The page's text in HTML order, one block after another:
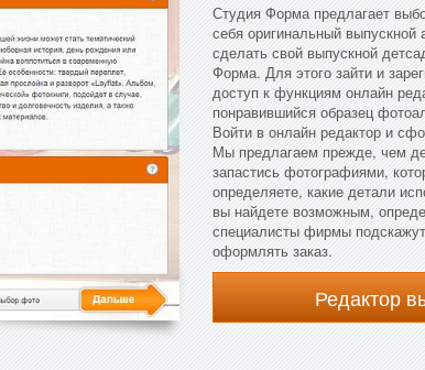
Студия Форма предлагает
себя оригинальный
сделать свой выпускной
Форма. Для этого зайти и
доступ к функциям онлайн
понравившийся образец
Войти в онлайн редактор и
Мы предлагаем прежде, чем
запастись фотографиями,
определяете, какие детали
вы найдете возможным,
специалисты фирмы
оформлять заказ.
Редактор